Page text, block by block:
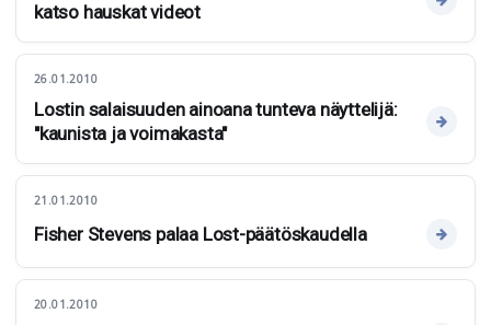
katso hauskat videot
26.01.2010
Lostin salaisuuden ainoana tunteva näyttelijä:
"kaunista ja voimakasta"
21.01.2010
Fisher Stevens palaa Lost-päätöskaudella
20.01.2010